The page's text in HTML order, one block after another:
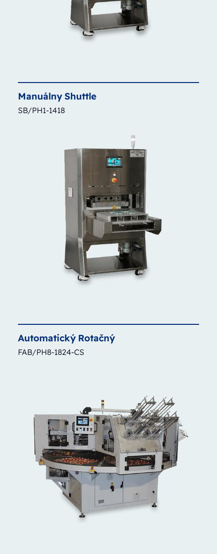
ManuálnyShuttle
SB/PH1-1418
Automatický Rotačný
FAB/PH8-1824-CS